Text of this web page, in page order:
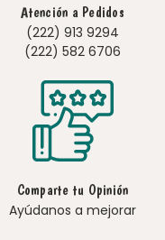
Atención a Pedidos
(222) 913 9294
(222) 582 6706
Comparte tu Opinión
Ayúdanos a mejorar